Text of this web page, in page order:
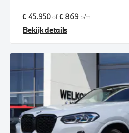
€ 45.950of€ 869 p/m
Bekijk details